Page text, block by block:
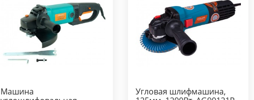
Машина
Угловая шлифмашина,